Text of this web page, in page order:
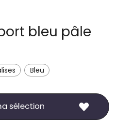
bleu pâle
Bleu
sélection